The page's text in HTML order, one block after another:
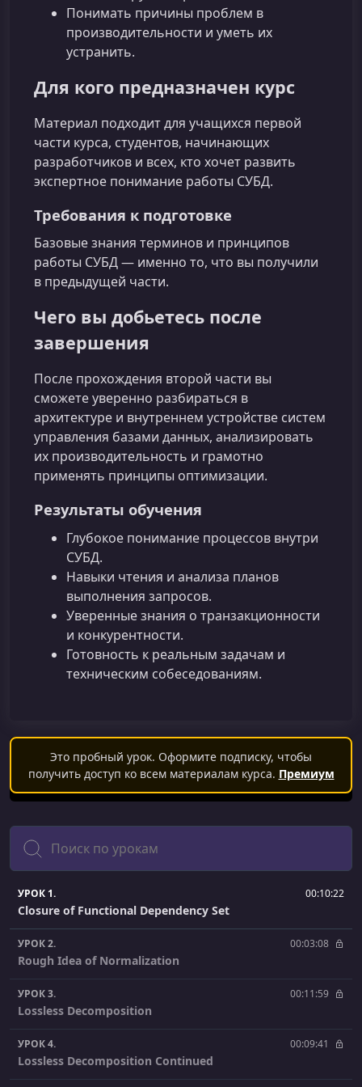
Понимать причины проблем в
производительности и уметь их
устранить.
Для кого предназначен курс
Материал подходит для учащихся первой
части курса, студентов, начинающих
разработчиков и всех, кто хочет развить
экспертное понимание работы СУБД.
Требования к подготовке
Базовые знания терминов и принципов
работы СУБД — именно то, что вы получили
в предыдущей части.
Чего вы добьетесь после
завершения
После прохождения второй части вы
сможете уверенно разбираться в
архитектуре и внутреннем устройстве систем
управления базами данных, анализировать
их производительность и грамотно
применять принципы оптимизации.
Результаты обучения
Глубокое понимание процессов внутри
СУБД.
Навыки чтения и анализа планов
выполнения запросов.
Уверенные знания о транзакционности
и конкурентности.
Готовность к реальным задачам и
техническим собеседованиям.
Это пробный урок. Оформите подписку, чтобы
получить доступ ко всем материалам курса. Премиум
Поиск
УРОК 1. 00:10:22
Closure of Functional Dependency Set
УРОК 2. 00:03:08
Rough Idea of Normalization
УРОК 3. 00:11:59
Lossless Decomposition
УРОК 4. 00:09:41
Lossless Decomposition Continued